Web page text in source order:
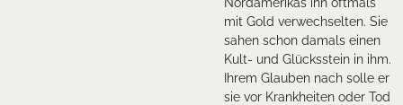
mit Gold verwechselten. Sie
sahen schon damals einen
Kult- und Glücksstein in ihm.
Ihrem Glauben nach solle er
sie vor Krankheiten oder Tod